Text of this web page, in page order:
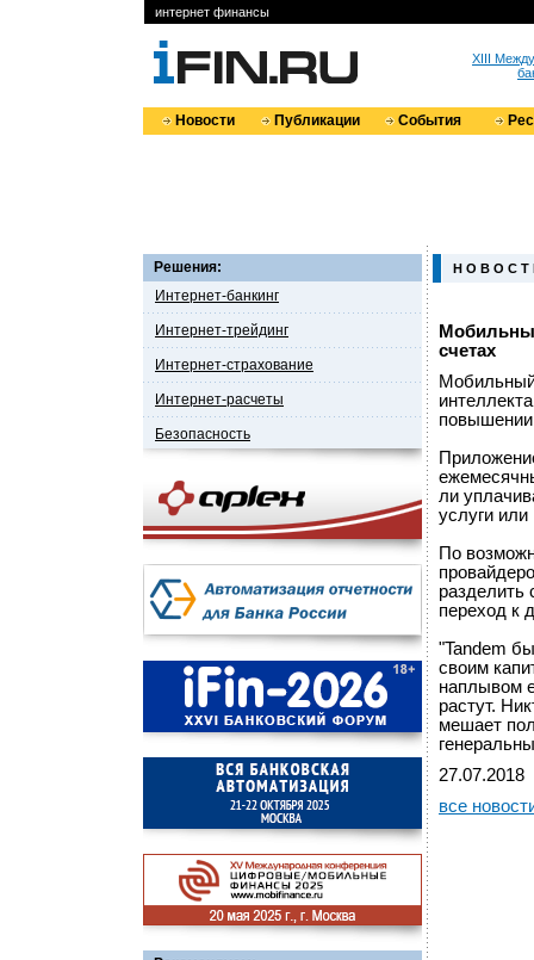
интернет финансы
XIII
Новости Публикации События
Решения:
Интернет-банкинг
Интернет-трейдинг
Интернет-страхование
Интернет-расчеты
Безопасность
Н О В О С Т
счетах
Мобильный
повышении
ли
услуги или
По
разделить
переход к
"Tandem
своим
наплывом
растут.
мешает
27.07.2018
все